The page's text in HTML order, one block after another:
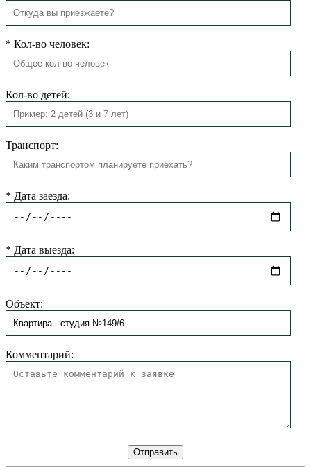
* Кол-во человек:
Кол-во детей:
Транспорт:
* Дата заезда:
* Дата выезда:
Объект:
Комментарий: